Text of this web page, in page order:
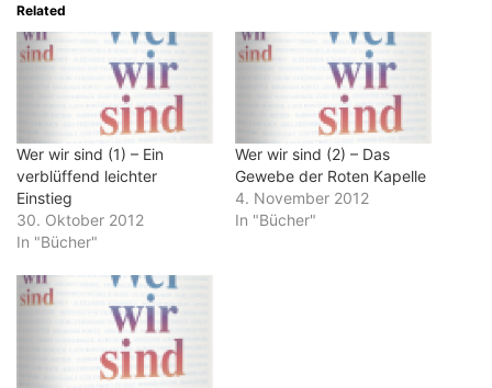
Related
Wer wir sind (1) – Ein
verblüffend leichter
Einstieg
30. Oktober 2012
In "Bücher"
Wer wir sind (2) – Das
Gewebe der Roten Kapelle
4. November 2012
In "Bücher"